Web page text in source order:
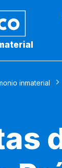
inmaterial